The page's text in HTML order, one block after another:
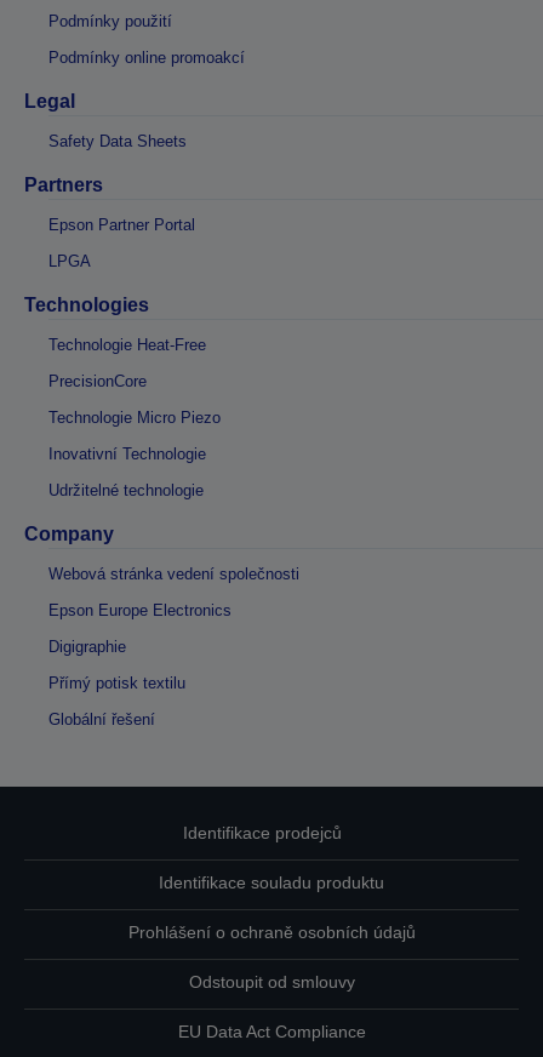
Podmínky použití
Podmínky online promoakcí
Legal
Safety Data Sheets
Partners
Epson Partner Portal
LPGA
Technologies
Technologie Heat-Free
PrecisionCore
Technologie Micro Piezo
Inovativní Technologie
Udržitelné technologie
Company
Webová stránka vedení společnosti
Epson Europe Electronics
Digigraphie
Přímý potisk textilu
Globální řešení
Identifikace prodejců
Identifikace souladu produktu
Prohlášení o ochraně osobních údajů
Odstoupit od smlouvy
EU Data Act Compliance